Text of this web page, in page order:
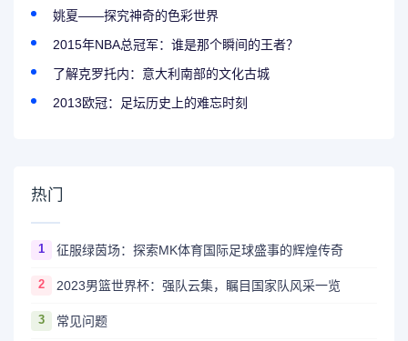
姚夏——探究神奇的色彩世界
2015年NBA总冠军：谁是那个瞬间的王者？
了解克罗托内：意大利南部的文化古城
2013欧冠：足坛历史上的难忘时刻
热门
1 征服绿茵场：探索MK体育国际足球盛事的辉煌传奇
2 2023男篮世界杯：强队云集，瞩目国家队风采一览
3 常见问题